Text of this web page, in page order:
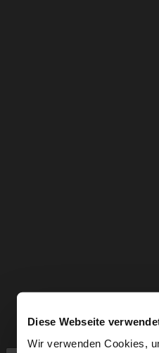
Diese Webseite
Wir verwenden Cookies,